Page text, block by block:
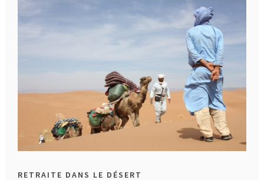
RETRAITE DANS LE DÉSERT